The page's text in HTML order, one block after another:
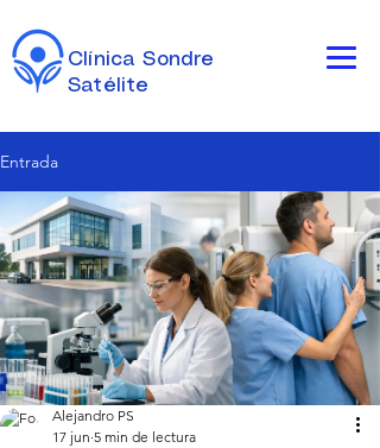
Clínica Sondre
Satélite
Entrada
Alejandro PS
17 jun 5 min de lectura